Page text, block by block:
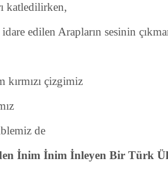
katledilirken,
edilen Arapların sesinin
çizgimiz
de
İnim İnim İnleyen Bir Türk